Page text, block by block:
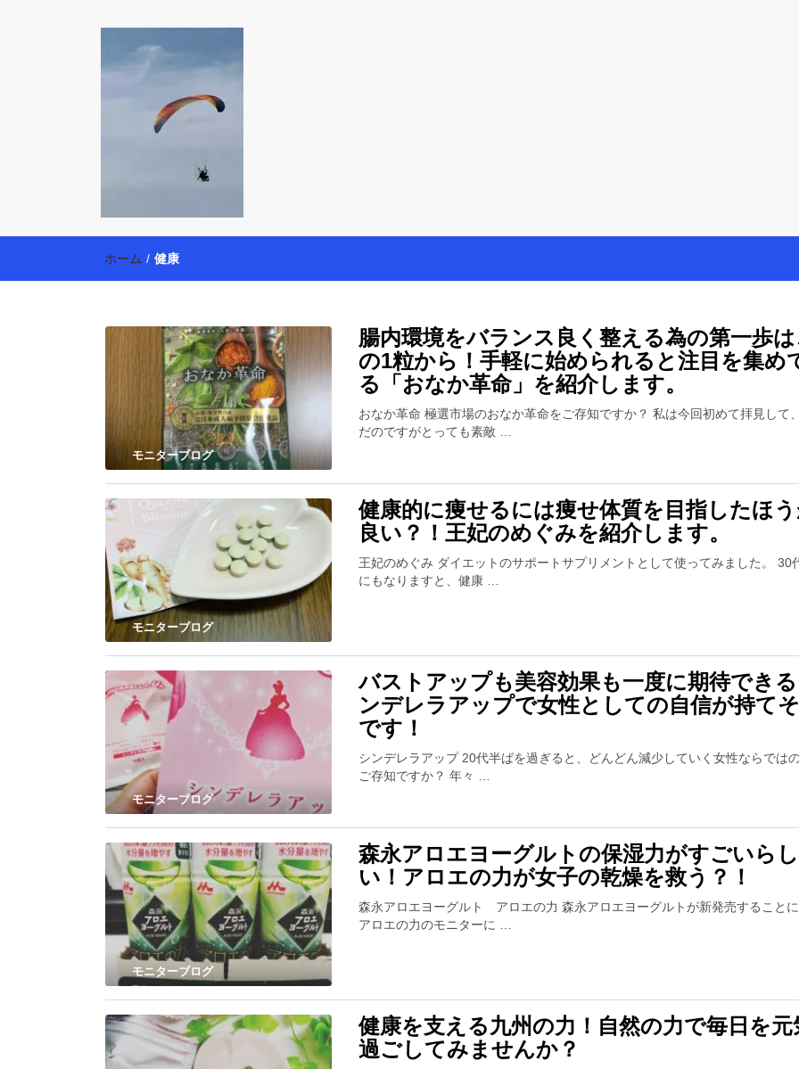
育・美容健康アイテム探索】も全力で楽しみます。
ホーム / 健康
モニターブログ
腸内環境をバランス良く整える為の第一歩は
の1粒から！手軽に始められると注目を集め
る「おなか革命」を紹介します。
おなか革命 極選市場のおなか革命をご存知ですか？ 私は今回初めて拝見して
だのですがとっても素敵 …
モニターブログ
健康的に痩せるには痩せ体質を目指したほ
良い？！王妃のめぐみを紹介します。
王妃のめぐみ ダイエットのサポートサプリメントとして使ってみました。 30
にもなりますと、健康 …
モニターブログ
バストアップも美容効果も一度に期待でき
ンデレラアップで女性としての自信が持て
です！
シンデレラアップ 20代半ばを過ぎると、どんどん減少していく女性ならでは
ご存知ですか？ 年々 …
モニターブログ
森永アロエヨーグルトの保湿力がすごいらし
い！アロエの力が女子の乾燥を救う？！
森永アロエヨーグルト アロエの力 森永アロエヨーグルトが新発売することに
アロエの力のモニターに …
健康を支える九州の力！自然の力で毎日を元
過ごしてみませんか？